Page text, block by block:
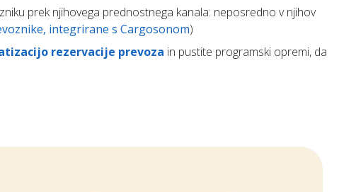
prek njihovega prednostnega kanala: neposredno v njihov
integrirane s Cargosonom)
rezervacije prevoza in pustite programski opremi, da